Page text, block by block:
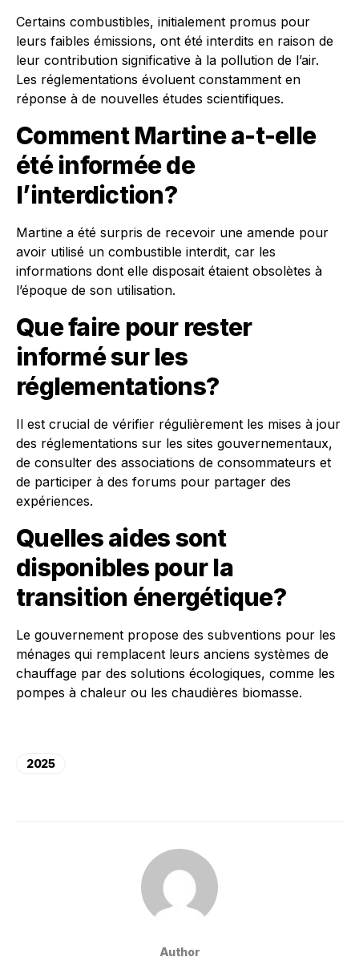
Certains combustibles, initialement promus pour
leurs faibles émissions, ont été interdits en raison de
leur contribution significative à la pollution de l’air.
Les réglementations évoluent constamment en
réponse à de nouvelles études scientifiques.
Comment Martine a-t-elle
été informée de
l’interdiction?
Martine a été surpris de recevoir une amende pour
avoir utilisé un combustible interdit, car les
informations dont elle disposait étaient obsolètes à
l’époque de son utilisation.
Que faire pour rester
informé sur les
réglementations?
Il est crucial de vérifier régulièrement les mises à jour
des réglementations sur les sites gouvernementaux,
de consulter des associations de consommateurs et
de participer à des forums pour partager des
expériences.
Quelles aides sont
disponibles pour la
transition énergétique?
Le gouvernement propose des subventions pour les
ménages qui remplacent leurs anciens systèmes de
chauffage par des solutions écologiques, comme les
pompes à chaleur ou les chaudières biomasse.
2025
Author